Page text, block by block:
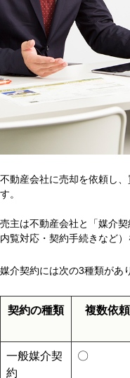
不動産会社に売却を依頼し
す。
売主は不動産会社と「媒介
内覧対応・契約手続きなど）
媒介契約には次の3種類があ
契約の種類 複数依頼
一般媒介契
約
〇